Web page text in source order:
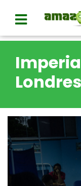
Londres